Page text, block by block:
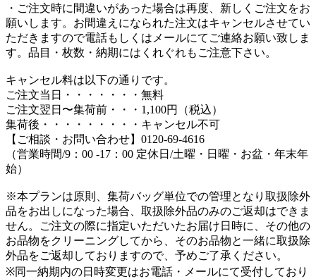
・ご注文時に間違いがあった場合は再度、新しくご注文をお
願いします。お間違えになられた注文はキャンセルさせてい
ただきますので電話もしくはメールにてご連絡お願い致しま
す。品目・枚数・納期にはくれぐれもご注意下さい。
キャンセル料は以下の通りです。
ご注文当日・・・・・・・無料
ご注文翌日〜集荷前・・・1,100円（税込）
集荷後・・・・・・・・・キャンセル不可
【ご相談・お問い合わせ】0120-69-4616
（営業時間/9：00 -17：00 定休日/土曜・日曜・お盆・年末年
始）
※本プランは原則、集荷バッグ単位での管理となり取扱除外
品をお出しになった場合、取扱除外品のみのご返却はできま
せん。ご注文の際に指定いただいたお届け日時に、その他の
お品物をクリーニングしてから、そのお品物と一緒に取扱除
外品をご返却しておりますので、予めご了承ください。
※同一納期内の日時変更はお電話・メールにて受付しており